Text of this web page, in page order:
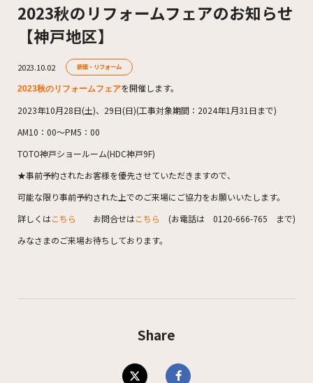
2023秋のリフォームフェアのお知らせ
【神戸地区】
2023.10.02 新築・リフォーム
2023秋のリフォームフェアを開催します。
2023年10月28日(土)、29日(日)(工事対象期間：2024年1月31日まで)
AM10：00～PM5：00
TOTO神戸ショールーム(HDC神戸9F)
★事前予約されたお客様を優先させていただきますので、
可能な限り事前予約された上でのご来場にご協力をお願いいたします。
詳しくはこちら お問合せはこちら
(お電話は 0120-666-765 まで)
みなさまのご来場お待ちしております。
Share